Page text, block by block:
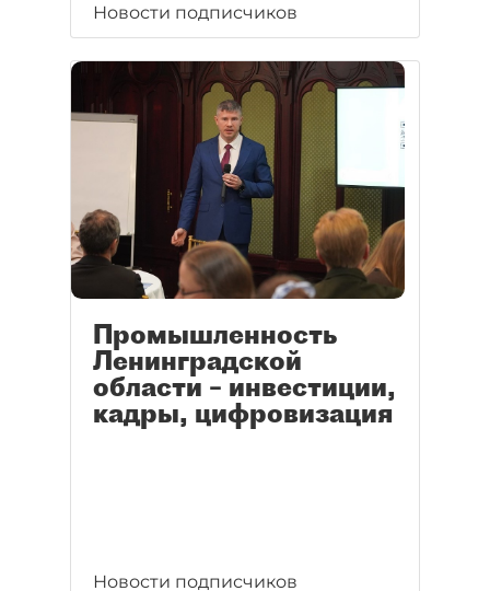
Новости подписчиков
Промышленность
Ленинградской
области – инвестиции,
кадры, цифровизация
Новости подписчиков